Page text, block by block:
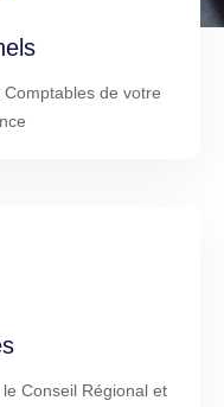
de votre
Conseil Régional et